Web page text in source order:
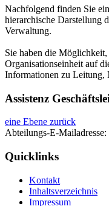
Nachfolgend finden Sie
hierarchische Darstellung
Verwaltung.
Sie haben die
Organisationseinheit auf
Informationen zu Leitung,
Assistenz
eine Ebene zurück
Abteilungs-E-Mailadresse:
Quicklinks
Kontakt
Inhaltsverzeichnis
Impressum